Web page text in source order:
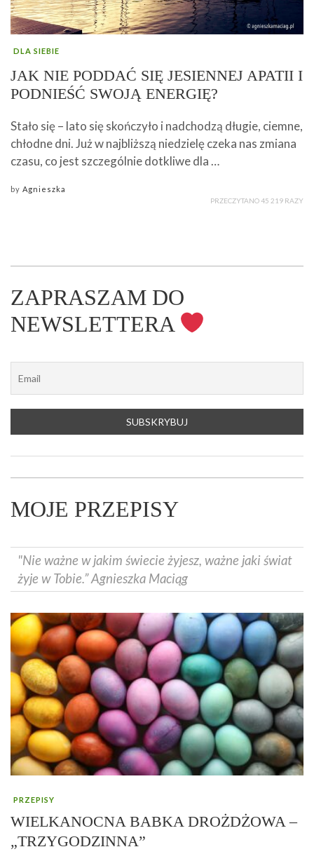
DLA SIEBIE
JAK NIE PODDAĆ SIĘ JESIENNEJ APATII I
PODNIEŚĆ SWOJĄ ENERGIĘ?
Stało się – lato się skończyło i nadchodzą długie, ciemne,
chłodne dni. Już w najbliższą niedzielę czeka nas zmiana
czasu, co jest szczególnie dotkliwe dla …
by Agnieszka
PRZECZYTANO 45 219 RAZY
ZAPRASZAM DO
NEWSLETTERA
MOJE PRZEPISY
"Nie ważne w jakim świecie żyjesz, ważne jaki świat
żyje w Tobie.” Agnieszka Maciąg
PRZEPISY
WIELKANOCNA BABKA DROŻDŻOWA –
„TRZYGODZINNA”